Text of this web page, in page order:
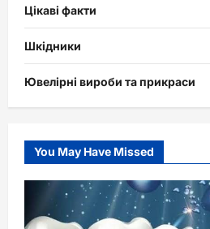
Цікаві факти
Шкідники
Ювелірні вироби та прикраси
You May Have Missed